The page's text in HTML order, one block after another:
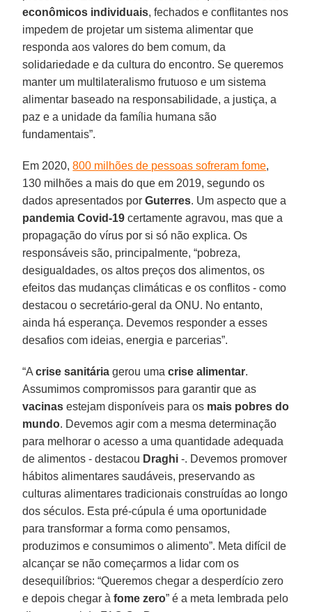
econômicos individuais, fechados e conflitantes nos
impedem de projetar um sistema alimentar que
responda aos valores do bem comum, da
solidariedade e da cultura do encontro. Se queremos
manter um multilateralismo frutuoso e um sistema
alimentar baseado na responsabilidade, a justiça, a
paz e a unidade da família humana são
fundamentais”.
Em 2020,800 milhões de pessoas sofreram fome,
130 milhões a mais do que em 2019, segundo os
dados apresentados porGuterres. Um aspecto que a
pandemia Covid-19 certamente agravou, mas que a
propagação do vírus por si só não explica. Os
responsáveis são, principalmente, “pobreza,
desigualdades, os altos preços dos alimentos, os
efeitos das mudanças climáticas e os conflitos - como
destacou o secretário-geral da ONU. No entanto,
ainda há esperança. Devemos responder a esses
desafios com ideias, energia e parcerias”.
“Acrise sanitária gerou umacrise alimentar.
Assumimos compromissos para garantir que as
vacinas estejam disponíveis para os mais pobres do
mundo. Devemos agir com a mesma determinação
para melhorar o acesso a uma quantidade adequada
de alimentos - destacou Draghi -. Devemos promover
hábitos alimentares saudáveis, preservando as
culturas alimentares tradicionais construídas ao longo
dos séculos. Esta pré-cúpula é uma oportunidade
para transformar a forma como pensamos,
produzimos e consumimos o alimento”. Meta difícil de
alcançar se não começarmos a lidar com os
desequilíbrios: “Queremos chegar a desperdício zero
e depois chegar àfome zero” é a meta lembrada pelo